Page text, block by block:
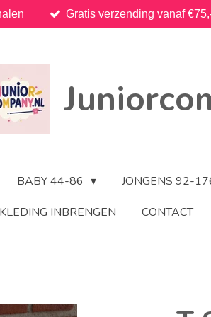
Gratis verzending vanaf
BABY 44-86 JONGENS 92-
KLEDING INBRENGEN
CONTACT